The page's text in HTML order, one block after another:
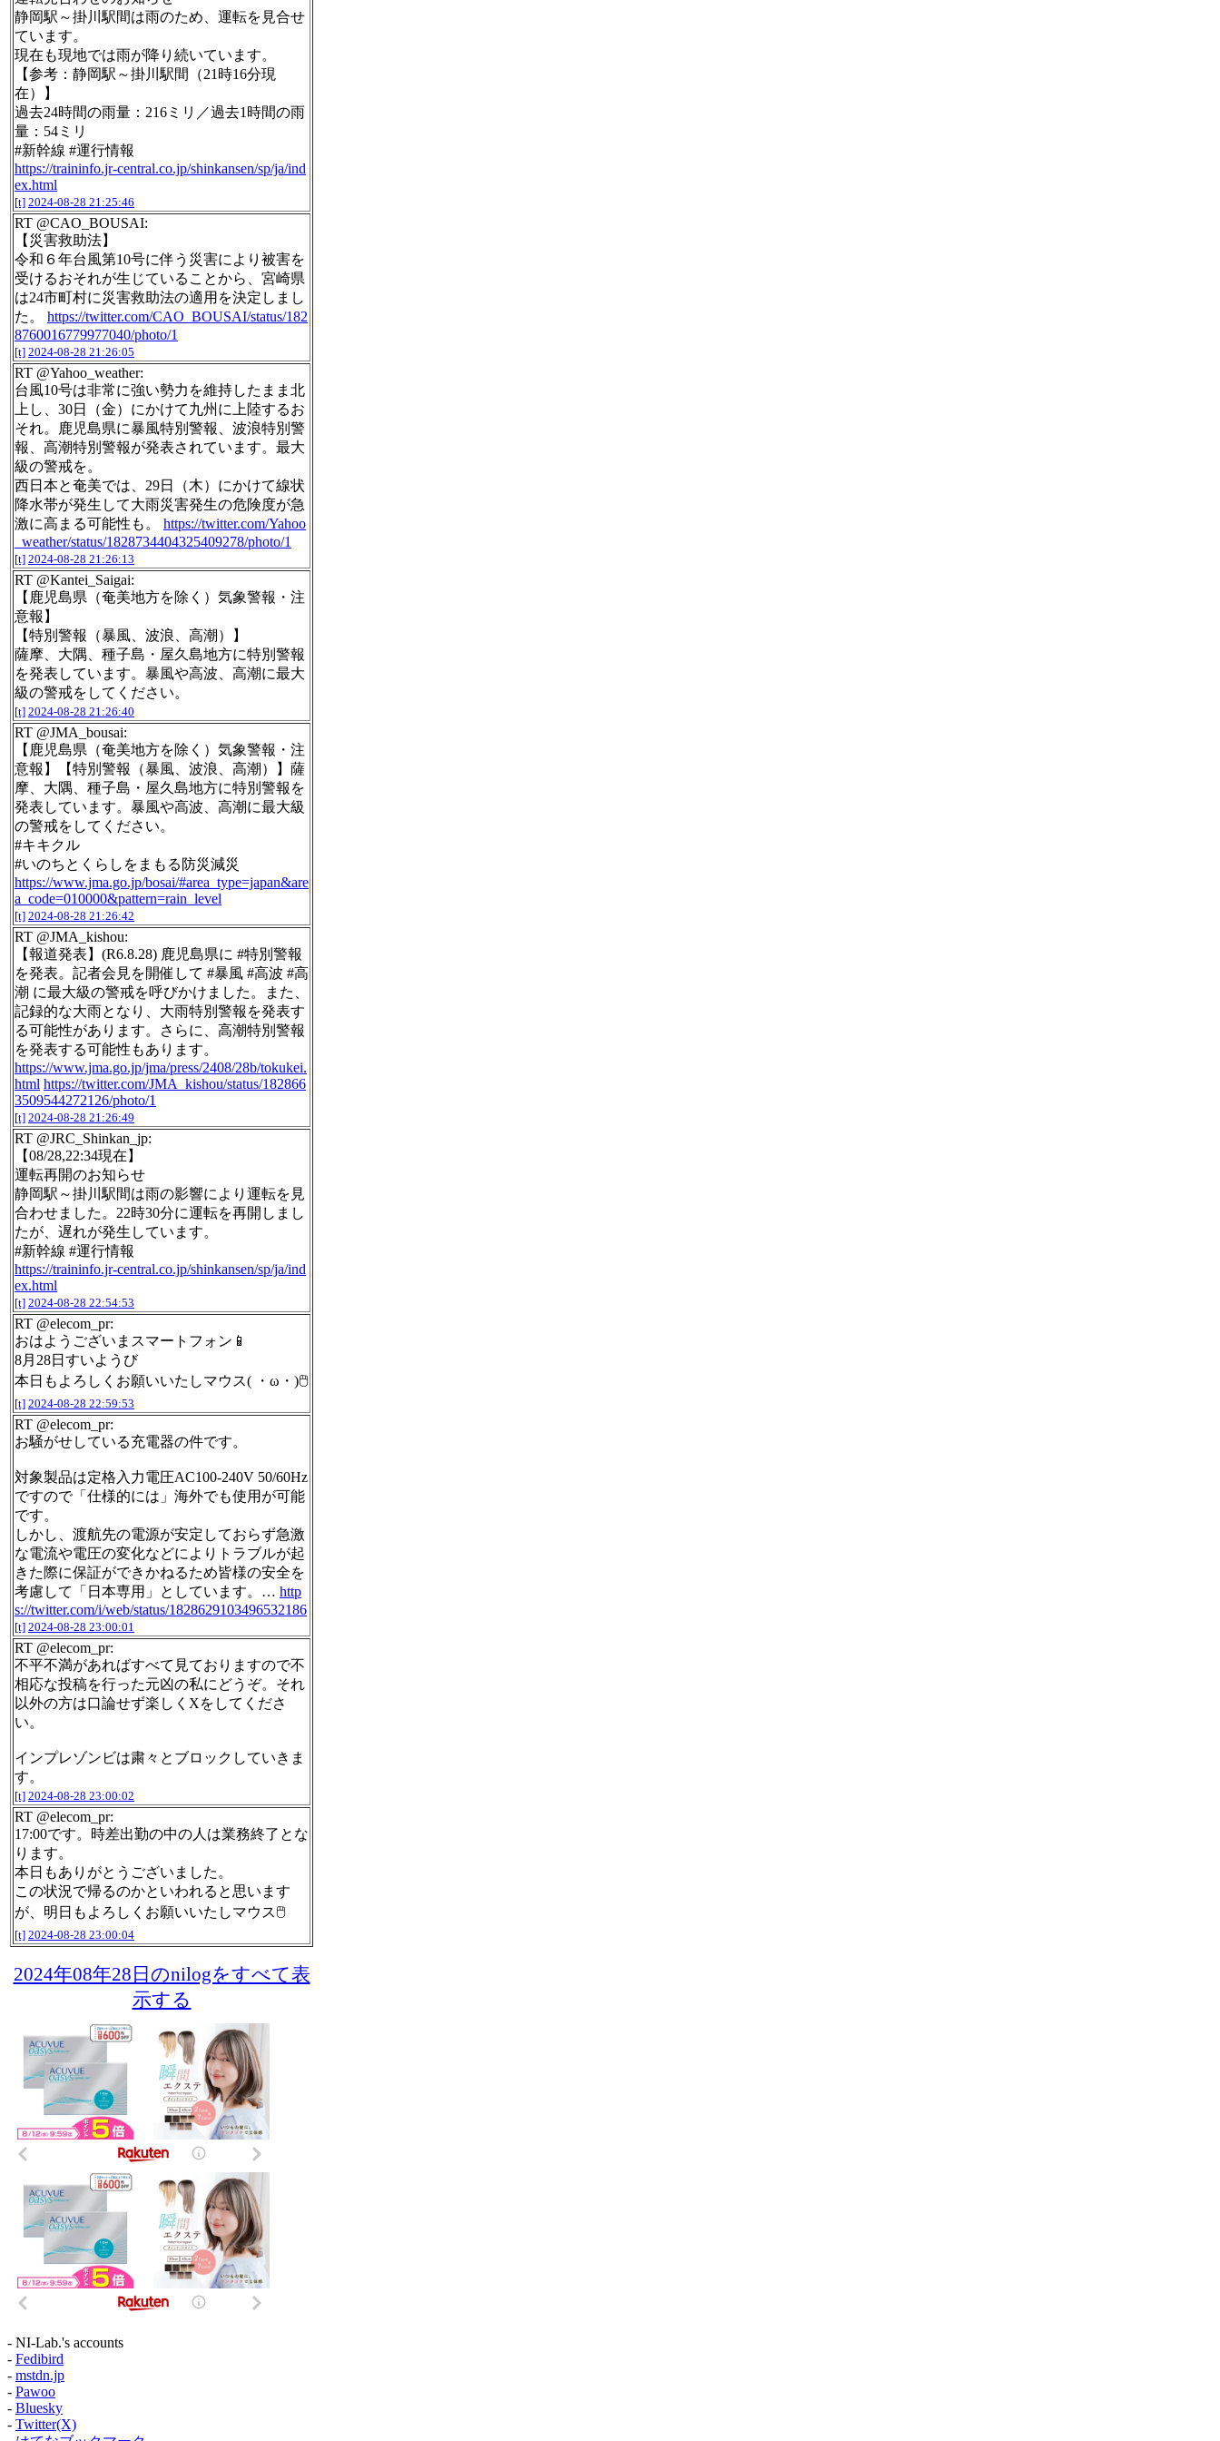
静岡駅～掛川駅間は雨のため、運転を見合せ
ています。
現在も現地では雨が降り続いています。
【参考：静岡駅～掛川駅間（21時16分現
在）】
過去24時間の雨量：216ミリ／過去1時間の雨
量：54ミリ
#新幹線 #運行情報
https://traininfo.jr-central.co.jp/shinkansen/sp/ja/ind
ex.html
[t] 2024-08-28 21:25:46
RT @CAO_BOUSAI:
【災害救助法】
令和６年台風第10号に伴う災害により被害を
受けるおそれが生じていることから、宮崎県
は24市町村に災害救助法の適用を決定しまし
た。 https://twitter.com/CAO_BOUSAI/status/182
8760016779977040/photo/1
[t] 2024-08-28 21:26:05
RT @Yahoo_weather:
台風10号は非常に強い勢力を維持したまま北
上し、30日（金）にかけて九州に上陸するお
それ。鹿児島県に暴風特別警報、波浪特別警
報、高潮特別警報が発表されています。最大
級の警戒を。
西日本と奄美では、29日（木）にかけて線状
降水帯が発生して大雨災害発生の危険度が急
激に高まる可能性も。 https://twitter.com/Yahoo
_weather/status/1828734404325409278/photo/1
[t] 2024-08-28 21:26:13
RT @Kantei_Saigai:
【鹿児島県（奄美地方を除く）気象警報・注
意報】
【特別警報（暴風、波浪、高潮）】
薩摩、大隅、種子島・屋久島地方に特別警報
を発表しています。暴風や高波、高潮に最大
級の警戒をしてください。
[t] 2024-08-28 21:26:40
RT @JMA_bousai:
【鹿児島県（奄美地方を除く）気象警報・注
意報】【特別警報（暴風、波浪、高潮）】薩
摩、大隅、種子島・屋久島地方に特別警報を
発表しています。暴風や高波、高潮に最大級
の警戒をしてください。
#キキクル
#いのちとくらしをまもる防災減災
https://www.jma.go.jp/bosai/#area_type=japan&are
a_code=010000&pattern=rain_level
[t] 2024-08-28 21:26:42
RT @JMA_kishou:
【報道発表】(R6.8.28) 鹿児島県に #特別警報
を発表。記者会見を開催して #暴風 #高波 #高
潮 に最大級の警戒を呼びかけました。また、
記録的な大雨となり、大雨特別警報を発表す
る可能性があります。さらに、高潮特別警報
を発表する可能性もあります。
https://www.jma.go.jp/jma/press/2408/28b/tokukei.
html https://twitter.com/JMA_kishou/status/182866
3509544272126/photo/1
[t] 2024-08-28 21:26:49
RT @JRC_Shinkan_jp:
【08/28,22:34現在】
運転再開のお知らせ
静岡駅～掛川駅間は雨の影響により運転を見
合わせました。22時30分に運転を再開しまし
たが、遅れが発生しています。
#新幹線 #運行情報
https://traininfo.jr-central.co.jp/shinkansen/sp/ja/ind
ex.html
[t] 2024-08-28 22:54:53
RT @elecom_pr:
おはようございまスマートフォン📱
8月28日すいようび
本日もよろしくお願いいたしマウス( ・ω・)🖱
[t] 2024-08-28 22:59:53
RT @elecom_pr:
お騒がせしている充電器の件です。
対象製品は定格入力電圧AC100-240V 50/60Hz
ですので「仕様的には」海外でも使用が可能
です。
しかし、渡航先の電源が安定しておらず急激
な電流や電圧の変化などによりトラブルが起
きた際に保証ができかねるため皆様の安全を
考慮して「日本専用」としています。… http
s://twitter.com/i/web/status/1828629103496532186
[t] 2024-08-28 23:00:01
RT @elecom_pr:
不平不満があればすべて見ておりますので不
相応な投稿を行った元凶の私にどうぞ。それ
以外の方は口論せず楽しくXをしてくださ
い。
インプレゾンビは粛々とブロックしていきま
す。
[t] 2024-08-28 23:00:02
RT @elecom_pr:
17:00です。時差出勤の中の人は業務終了とな
ります。
本日もありがとうございました。
この状況で帰るのかといわれると思います
が、明日もよろしくお願いいたしマウス🖱
[t] 2024-08-28 23:00:04
2024年08年28日のnilogをすべて表
示する
- NI-Lab.'s accounts
- Fedibird
- mstdn.jp
- Pawoo
- Bluesky
- Twitter(X)